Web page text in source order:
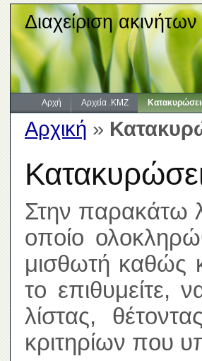
Διαχείριση
Αρχή Αρχεία .KMZ
Αρχική »
Στην παρακάτω
οποίο
μισθωτή καθώς
το επιθυμείτε,
λίστας,
κριτηρίων που